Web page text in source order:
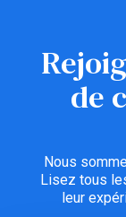
de
Nous
Lisez tous
leur